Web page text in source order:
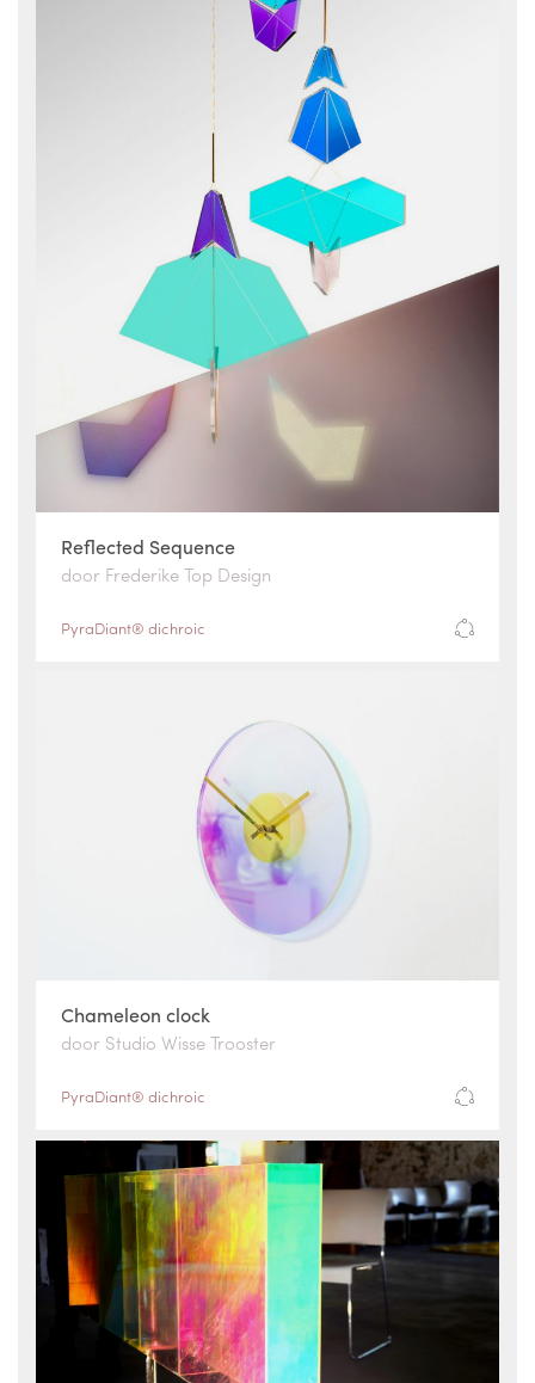
Reflected Sequence
door Frederike Top Design
PyraDiant® dichroic
Chameleon clock
door Studio Wisse Trooster
PyraDiant® dichroic